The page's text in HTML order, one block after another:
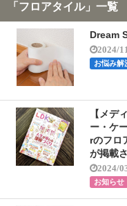
「フロアタイル」一覧
Dream
2024/
お悩み解
【メデ
ー・ケ
rのフロ
が掲載
2024/
お知らせ